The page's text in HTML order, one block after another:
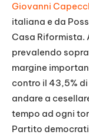
Giovanni
italiana e da
Casa Riformista.
prevalendo
margine
contro il 43,5%
andare a
tempo ad ogni
Partito